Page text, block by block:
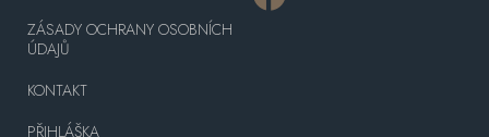
ZÁSADY OCHRANY OSOBNÍCH
ÚDAJŮ
KONTAKT
PŘIHLÁŠKA